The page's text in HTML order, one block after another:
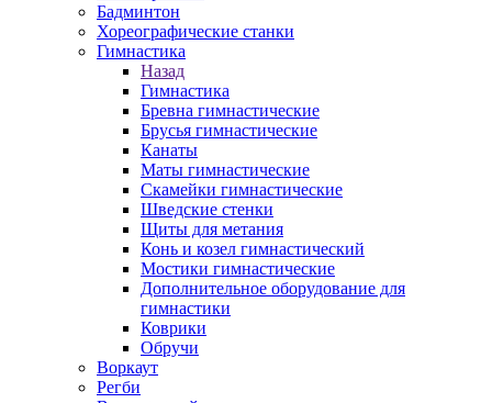
Бадминтон
Хореографические станки
Гимнастика
Назад
Гимнастика
Бревна гимнастические
Брусья гимнастические
Канаты
Маты гимнастические
Скамейки гимнастические
Шведские стенки
Щиты для метания
Конь и козел гимнастический
Мостики гимнастические
Дополнительное оборудование для
гимнастики
Коврики
Обручи
Воркаут
Регби